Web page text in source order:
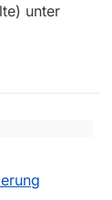
unter
zu
spielt das